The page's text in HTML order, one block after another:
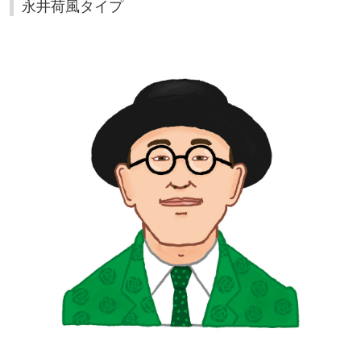
永井荷風タイプ